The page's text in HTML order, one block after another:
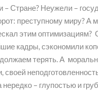
– Стране? Неужели –
преступному миру? А
этим оптимизациям?
кадры, сэкономили
терять. А
своей
– глупостью и